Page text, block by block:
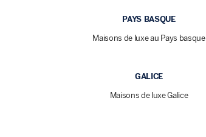
PAYS BASQUE
Maisons de luxe au Pays basque
GALICE
Maisons de luxe Galice